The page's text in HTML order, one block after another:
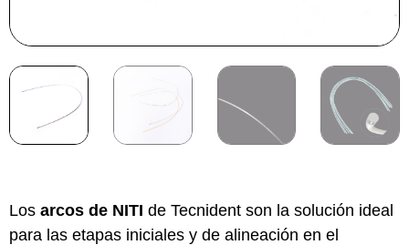
Los arcos de NITI de Tecnident son la solución ideal
para las etapas iniciales y de alineación en el